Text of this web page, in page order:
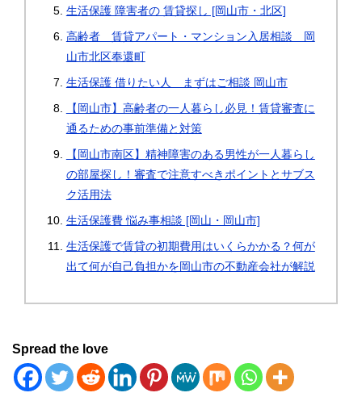
生活保護 障害者の 賃貸探し [岡山市・北区]
高齢者 賃貸アパート・マンション入居相談 岡
山市北区奉還町
生活保護 借りたい人 まずはご相談 岡山市
【岡山市】高齢者の一人暮らし必見！賃貸審査に
通るための事前準備と対策
【岡山市南区】精神障害のある男性が一人暮らし
の部屋探し！審査で注意すべきポイントとサブス
ク活用法
生活保護費 悩み事相談 [岡山・岡山市]
生活保護で賃貸の初期費用はいくらかかる？何が
出て何が自己負担かを岡山市の不動産会社が解説
Spread the love